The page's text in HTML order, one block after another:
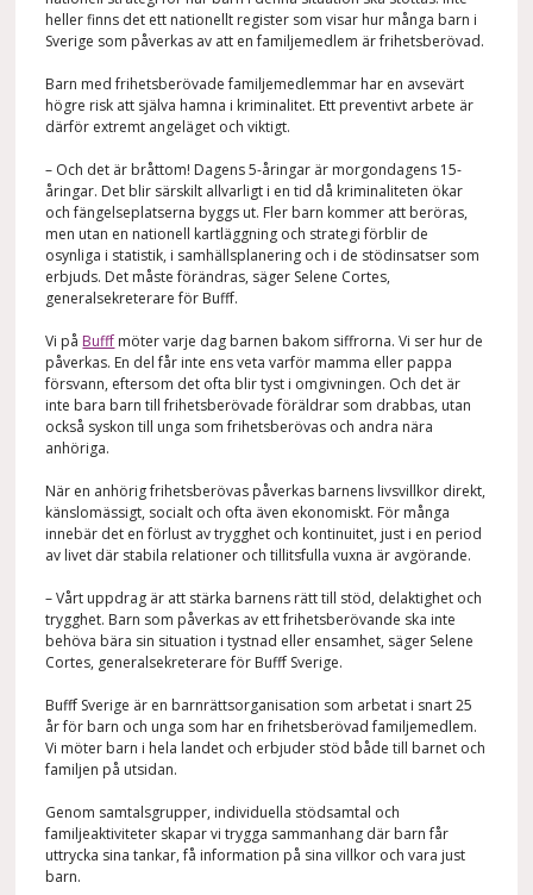
heller finns det ett nationellt register som visar hur många barn i
Sverige som påverkas av att en familjemedlem är frihetsberövad.
Barn med frihetsberövade familjemedlemmar har en avsevärt
högre risk att själva hamna i kriminalitet. Ett preventivt arbete är
därför extremt angeläget och viktigt.
– Och det är bråttom! Dagens 5-åringar är morgondagens 15-
åringar. Det blir särskilt allvarligt i en tid då kriminaliteten ökar
och fängelseplatserna byggs ut. Fler barn kommer att beröras,
men utan en nationell kartläggning och strategi förblir de
osynliga i statistik, i samhällsplanering och i de stödinsatser som
erbjuds. Det måste förändras, säger Selene Cortes,
generalsekreterare för Bufff.
Vi på Bufff möter varje dag barnen bakom siffrorna. Vi ser hur de
påverkas. En del får inte ens veta varför mamma eller pappa
försvann, eftersom det ofta blir tyst i omgivningen. Och det är
inte bara barn till frihetsberövade föräldrar som drabbas, utan
också syskon till unga som frihetsberövas och andra nära
anhöriga.
När en anhörig frihetsberövas påverkas barnens livsvillkor direkt,
känslomässigt, socialt och ofta även ekonomiskt. För många
innebär det en förlust av trygghet och kontinuitet, just i en period
av livet där stabila relationer och tillitsfulla vuxna är avgörande.
– Vårt uppdrag är att stärka barnens rätt till stöd, delaktighet och
trygghet. Barn som påverkas av ett frihetsberövande ska inte
behöva bära sin situation i tystnad eller ensamhet, säger Selene
Cortes, generalsekreterare för Bufff Sverige.
Bufff Sverige är en barnrättsorganisation som arbetat i snart 25
år för barn och unga som har en frihetsberövad familjemedlem.
Vi möter barn i hela landet och erbjuder stöd både till barnet och
familjen på utsidan.
Genom samtalsgrupper, individuella stödsamtal och
familjeaktiviteter skapar vi trygga sammanhang där barn får
uttrycka sina tankar, få information på sina villkor och vara just
barn.